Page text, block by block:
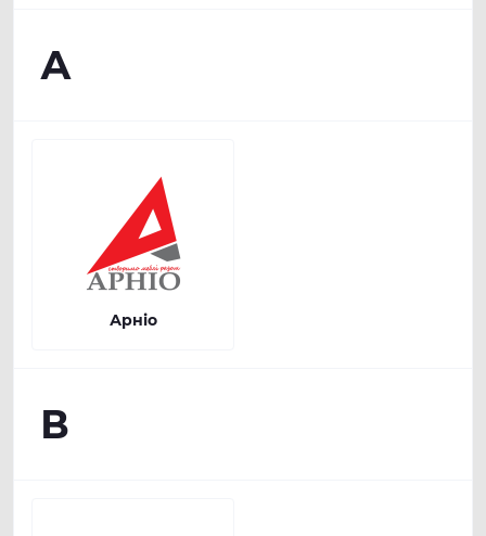
А
Арніо
В